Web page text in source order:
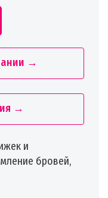
→
→
и
бровей,